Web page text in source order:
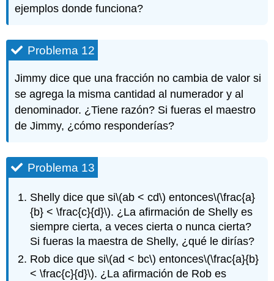
ejemplos donde funciona?
Problema 12
Jimmy dice que una fracción no cambia de valor si
se agrega la misma cantidad al numerador y al
denominador. ¿Tiene razón? Si fueras el maestro
de Jimmy, ¿cómo responderías?
Problema 13
Shelly dice que si\(ab < cd\) entonces\(\frac{a}
{b} < \frac{c}{d}\). ¿La afirmación de Shelly es
siempre cierta, a veces cierta o nunca cierta?
Si fueras la maestra de Shelly, ¿qué le dirías?
Rob dice que si\(ad < bc\) entonces\(\frac{a}{b}
< \frac{c}{d}\). ¿La afirmación de Rob es